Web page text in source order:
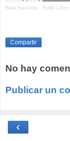
Rafa Saucedo · Publi: Libro
Compartir
No hay
Publicar un
‹